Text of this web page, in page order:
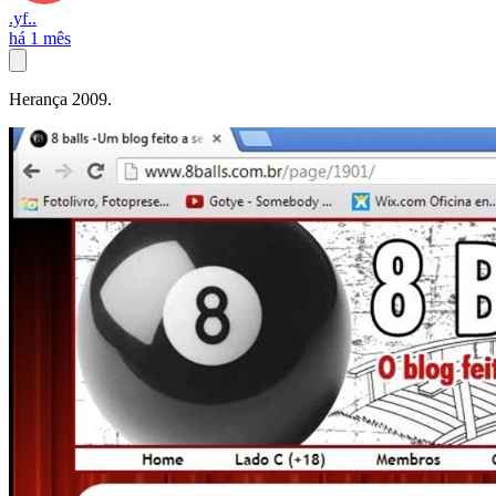
.yf..
há 1 mês
Herança 2009.